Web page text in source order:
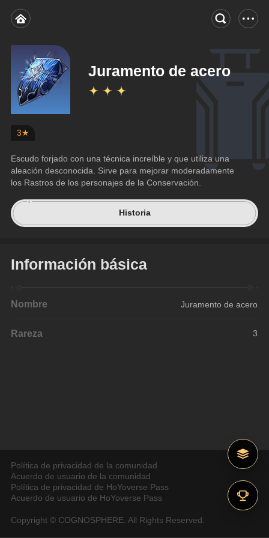
Juramento de acero
3★
Escudo forjado con una técnica increíble y que utiliza una
aleación desconocida. Sirve para mejorar moderadamente
los Rastros de los personajes de la Conservación.
Historia
Información básica
Nombre Juramento de acero
Rareza 3
Política de privacidad de la comunidad
Acuerdo de usuario de la comunidad
Política de privacidad de HoYoverse Pass
Acuerdo de usuario de HoYoverse Pass
Copyright © COGNOSPHERE. All Rights Reserved.